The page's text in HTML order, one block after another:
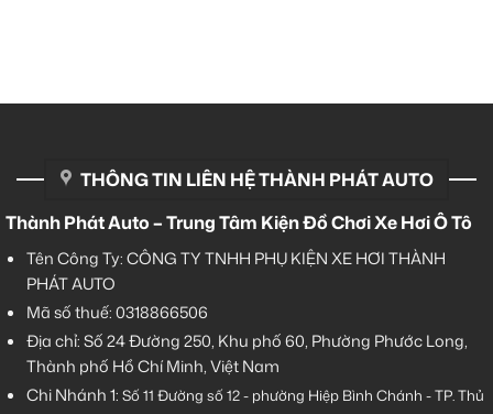
THÔNG TIN LIÊN HỆ THÀNH PHÁT AUTO
Thành Phát Auto – Trung Tâm Kiện Đồ Chơi Xe Hơi Ô Tô
Tên Công Ty: CÔNG TY TNHH PHỤ KIỆN XE HƠI THÀNH
PHÁT AUTO
Mã số thuế: 0318866506
Địa chỉ: Số 24 Đường 250, Khu phố 60, Phường Phước Long,
Thành phố Hồ Chí Minh, Việt Nam
Chi Nhánh 1: Số 11 Đường số 12 - phường Hiệp Bình Chánh - TP. Thủ